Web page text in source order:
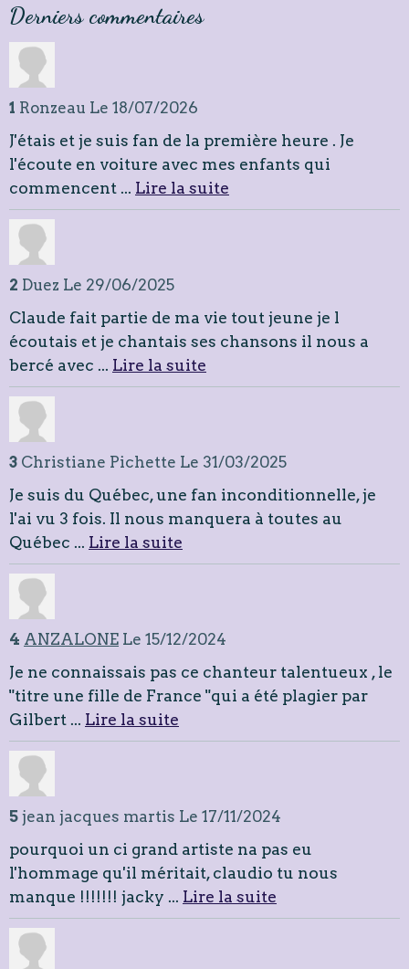
Derniers commentaires
1 Ronzeau Le 18/07/2026
J'étais et je suis fan de la première heure . Je
l'écoute en voiture avec mes enfants qui
commencent ... Lire la suite
2 Duez Le 29/06/2025
Claude fait partie de ma vie tout jeune je l
écoutais et je chantais ses chansons il nous a
bercé avec ... Lire la suite
3 Christiane Pichette Le 31/03/2025
Je suis du Québec, une fan inconditionnelle, je
l'ai vu 3 fois. Il nous manquera à toutes au
Québec ... Lire la suite
4 ANZALONE Le 15/12/2024
Je ne connaissais pas ce chanteur talentueux , le
"titre une fille de France "qui a été plagier par
Gilbert ... Lire la suite
5 jean jacques martis Le 17/11/2024
pourquoi un ci grand artiste na pas eu
l'hommage qu'il méritait, claudio tu nous
manque !!!!!!! jacky ... Lire la suite